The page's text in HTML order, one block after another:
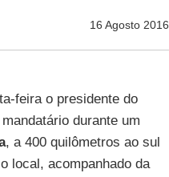
16 Agosto 2016
feira o presidente do
durante um
, a 400 quilômetros ao sul
local, acompanhado da